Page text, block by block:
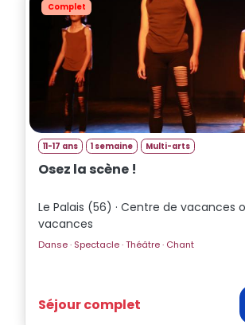
Complet
11-17 ans 1 semaine Multi-arts
Osez la scène !
Le Palais (56) · Centre de vacances
vacances
Danse · Spectacle · Théâtre · Chant
Séjour complet